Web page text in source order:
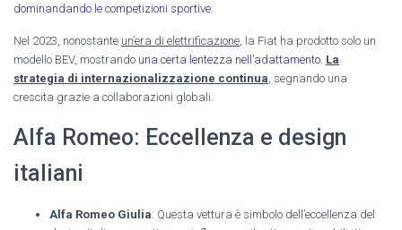
dominandando le competizioni sportive
Nel 2023, nonostante un’era di elettrificazione , la Fiat ha prodotto solo un
modello BEV, mostrando una certa lentezza nell’adattamento La
strategia di internazionalizzazione continua , segnando una
crescita grazie a collaborazioni globali.
Alfa Romeo: Eccellenza e design
italiani
Alfa Romeo Giulia: Questa vettura è simbolo dell’eccellenza del